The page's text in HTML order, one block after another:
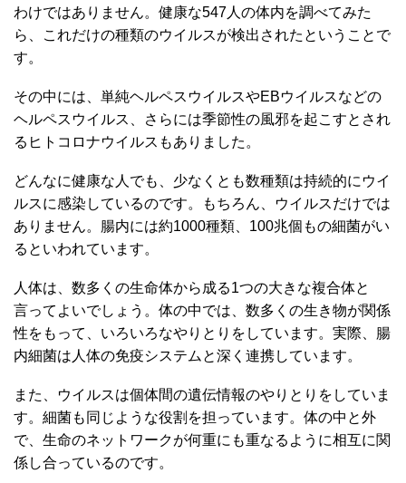
わけではありません。健康な547人の体内を調べてみた
ら、これだけの種類のウイルスが検出されたということで
す。
その中には、単純ヘルペスウイルスやEBウイルスなどの
ヘルペスウイルス、さらには季節性の風邪を起こすとされ
るヒトコロナウイルスもありました。
どんなに健康な人でも、少なくとも数種類は持続的にウイ
ルスに感染しているのです。もちろん、ウイルスだけでは
ありません。腸内には約1000種類、100兆個もの細菌がい
るといわれています。
人体は、数多くの生命体から成る1つの大きな複合体と
言ってよいでしょう。体の中では、数多くの生き物が関係
性をもって、いろいろなやりとりをしています。実際、腸
内細菌は人体の免疫システムと深く連携しています。
また、ウイルスは個体間の遺伝情報のやりとりをしていま
す。細菌も同じような役割を担っています。体の中と外
で、生命のネットワークが何重にも重なるように相互に関
係し合っているのです。